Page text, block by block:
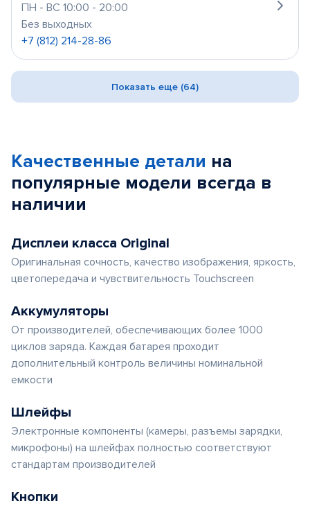
ПН - ВС 10:00 - 20:00
Без выходных
+7 (812) 214-28-86
Показать еще (64)
Качественные детали на
популярные модели всегда в
наличии
Дисплеи класса Original
Оригинальная сочность, качество изображения, яркость,
цветопередача и чувствительность Touchscreen
Аккумуляторы
От производителей, обеспечивающих более 1000
циклов заряда. Каждая батарея проходит
дополнительный контроль величины номинальной
емкости
Шлейфы
Электронные компоненты (камеры, разъемы зарядки,
микрофоны) на шлейфах полностью соответствуют
стандартам производителей
Кнопки